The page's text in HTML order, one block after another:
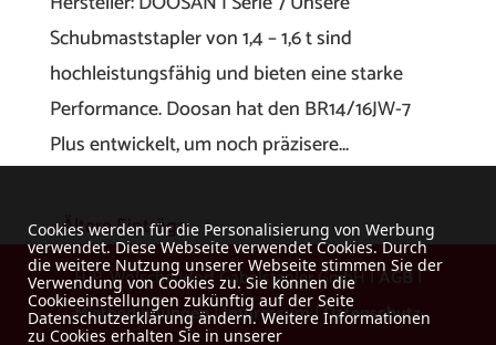
Schubmaststapler von 1,4 – 1,6 t sind
hochleistungsfähig und bieten eine starke
Performance. Doosan hat den BR14/16JW-7
Plus entwickelt, um noch präzisere...
« Ältere Einträge
H-P. Wolschendorf Gabelstapler GmbH |AGB|
Mietbedingungen|Impressum|Datenschutz
Cookies werden für die Personalisierung von Werbung
verwendet. Diese Webseite verwendet Cookies. Durch
die weitere Nutzung unserer Webseite stimmen Sie der
Verwendung von Cookies zu. Sie können die
Cookieeinstellungen zukünftig auf der Seite
Datenschutzerklärung ändern. Weitere Informationen
zu Cookies erhalten Sie in unserer